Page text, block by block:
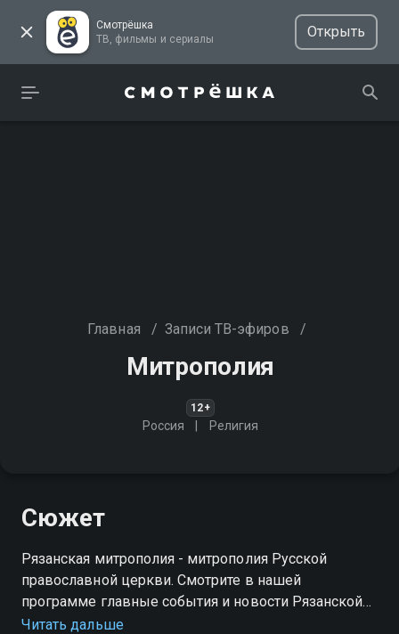
Смотрёшка
ТВ, фильмы и сериалы
Открыть
Главная / Записи ТВ-эфиров /
Митрополия
12+
Россия Религия
Сюжет
Рязанская митрополия - митрополия Русской
православной церкви. Смотрите в нашей
программе главные события и новости Рязанской
епархии
Читать дальше